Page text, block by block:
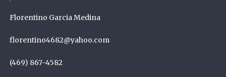
Florentino Garcia Medina
florentino4682@yahoo.com
(469) 867-4582